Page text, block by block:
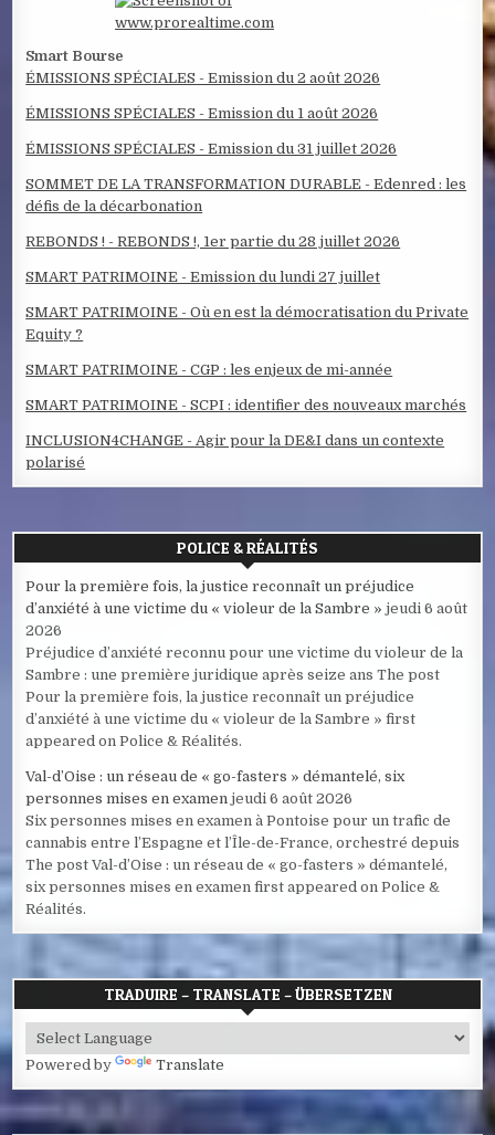
Smart Bourse
ÉMISSIONS SPÉCIALES - Emission du 2 août 2026
ÉMISSIONS SPÉCIALES - Emission du 1 août 2026
ÉMISSIONS SPÉCIALES - Emission du 31 juillet 2026
SOMMET DE LA TRANSFORMATION DURABLE - Edenred : les
défis de la décarbonation
REBONDS ! - REBONDS !, 1er partie du 28 juillet 2026
SMART PATRIMOINE - Emission du lundi 27 juillet
SMART PATRIMOINE - Où en est la démocratisation du Private
Equity ?
SMART PATRIMOINE - CGP : les enjeux de mi-année
SMART PATRIMOINE - SCPI : identifier des nouveaux marchés
INCLUSION4CHANGE - Agir pour la DE&I dans un contexte
polarisé
POLICE & RÉALITÉS
Pour la première fois, la justice reconnaît un préjudice
d’anxiété à une victime du « violeur de la Sambre » jeudi 6 août
2026
Préjudice d’anxiété reconnu pour une victime du violeur de la
Sambre : une première juridique après seize ans The post
Pour la première fois, la justice reconnaît un préjudice
d’anxiété à une victime du « violeur de la Sambre » first
appeared on Police & Réalités.
Val-d’Oise : un réseau de « go-fasters » démantelé, six
personnes mises en examen jeudi 6 août 2026
Six personnes mises en examen à Pontoise pour un trafic de
cannabis entre l’Espagne et l’Île-de-France, orchestré depuis
The post Val-d’Oise : un réseau de « go-fasters » démantelé,
six personnes mises en examen first appeared on Police &
Réalités.
TRADUIRE – TRANSLATE – ÜBERSETZEN
Powered by Translate